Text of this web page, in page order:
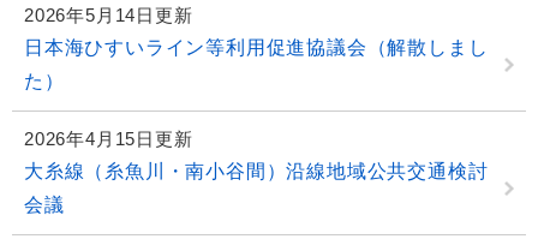
2026年5月14日更新
日本海ひすいライン等利用促進協議会（解散しまし
た）
2026年4月15日更新
大糸線（糸魚川・南小谷間）沿線地域公共交通検討
会議